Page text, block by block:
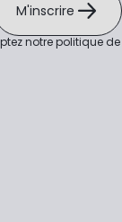
M'inscrire
notrepolitique de